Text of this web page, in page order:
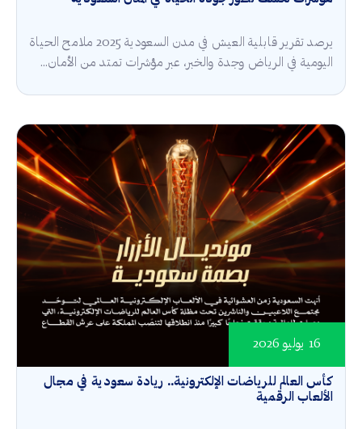
يرصد تقرير قابلية العيش في مدن السعودية 2025 ملامح الحياة
اليومية في الرياض وجدة والخبر، عبر مؤشرات تمتد من الأمان...
كأس العالم للرياضات الإلكترونية.. ريادة سعودية في مجال
الألعاب الرقمية
16 يوليو 2026